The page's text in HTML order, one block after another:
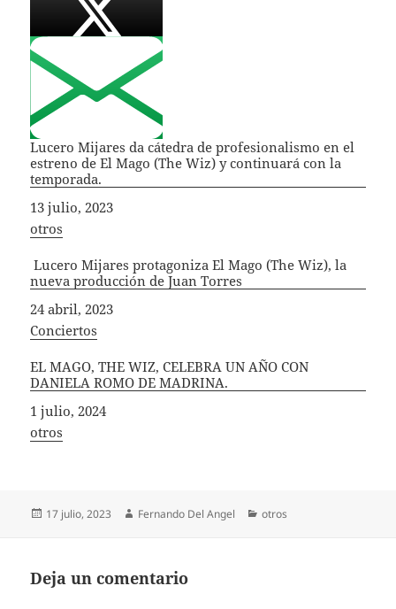
Lucero Mijares da cátedra de profesionalismo en el
estreno de El Mago (The Wiz) y continuará con la
temporada.
Fecha
13 julio, 2023
In relation to
otros
Lucero Mijares protagoniza El Mago (The Wiz), la
nueva producción de Juan Torres
Fecha
24 abril, 2023
In relation to
Conciertos
EL MAGO, THE WIZ, CELEBRA UN AÑO CON
DANIELA ROMO DE MADRINA.
Fecha
1 julio, 2024
In relation to
otros
Publicado
17 julio, 2023 Autor
Fernando Del Angel Categorías
otros
Deja un comentario